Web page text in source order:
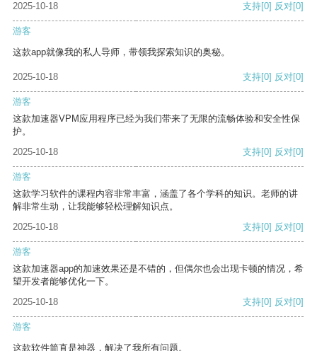
2025-10-18
支持[0] 反对[0]
游客
这款app就像我的私人导师，带领我探索知识的奥秘。
2025-10-18 支持[0] 反对[0]
游客
这款加速器VPM应用程序已经为我们带来了无限的流畅体验和安全性保
护。
2025-10-18
支持[0] 反对[0]
游客
这款学习软件的课程内容非常丰富，涵盖了各个学科的知识。老师的讲
解非常生动，让我能够轻松理解知识点。
2025-10-18
支持[0] 反对[0]
游客
这款加速器app的加速效果还是不错的，但偶尔也会出现卡顿的情况，希
望开发者能够优化一下。
2025-10-18
支持[0] 反对[0]
游客
这款软件简直是神器，解决了我所有问题。